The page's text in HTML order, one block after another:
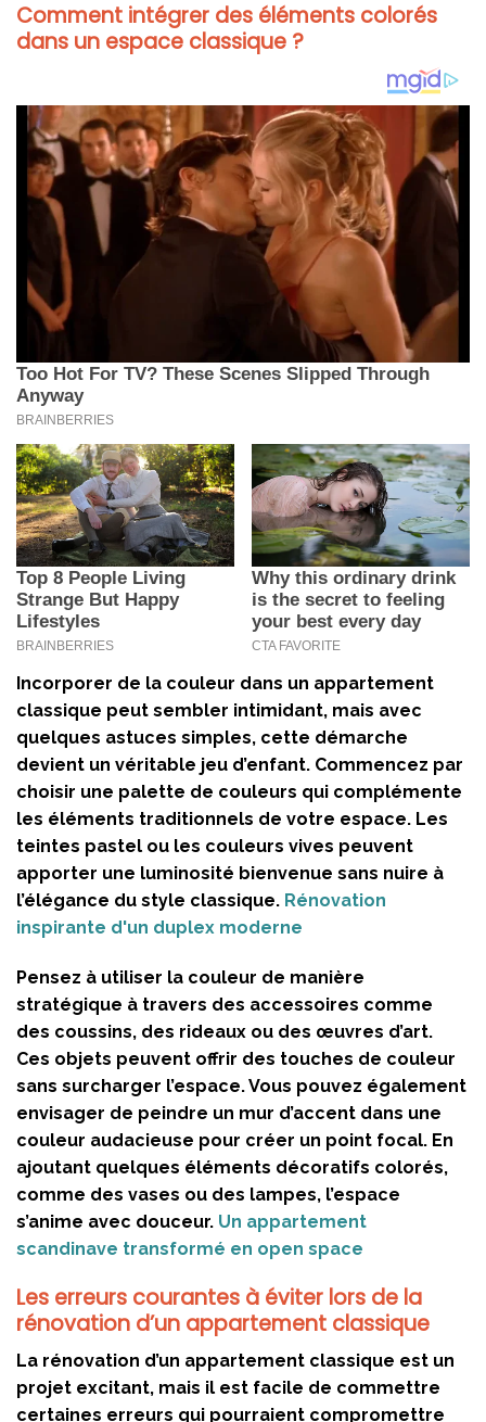
Comment intégrer des éléments colorés
dans un espace classique ?
Incorporer de la couleur dans un appartement
classique peut sembler intimidant, mais avec
quelques astuces simples, cette démarche
devient un véritable jeu d’enfant. Commencez par
choisir une palette de couleurs qui complémente
les éléments traditionnels de votre espace. Les
teintes pastel ou les couleurs vives peuvent
apporter une luminosité bienvenue sans nuire à
l’élégance du style classique. Rénovation
inspirante d'un duplex moderne
Pensez à utiliser la couleur de manière
stratégique à travers des accessoires comme
des coussins, des rideaux ou des œuvres d’art.
Ces objets peuvent offrir des touches de couleur
sans surcharger l’espace. Vous pouvez également
envisager de peindre un mur d’accent dans une
couleur audacieuse pour créer un point focal. En
ajoutant quelques éléments décoratifs colorés,
comme des vases ou des lampes, l’espace
s’anime avec douceur. Un appartement
scandinave transformé en open space
Les erreurs courantes à éviter lors de la
rénovation d’un appartement classique
La rénovation d’un appartement classique est un
projet excitant, mais il est facile de commettre
certaines erreurs qui pourraient compromettre